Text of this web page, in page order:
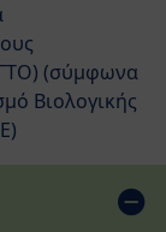
(σύμφωνα
Βιολογικής